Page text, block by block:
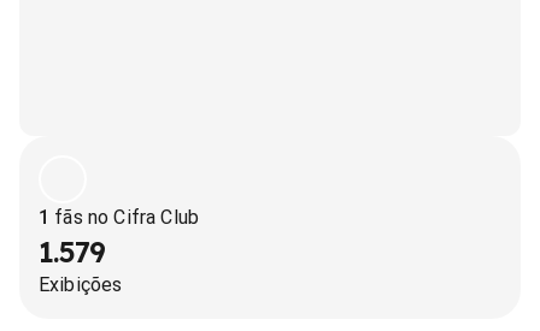
1 fãs no Cifra Club
1.579
Exibições